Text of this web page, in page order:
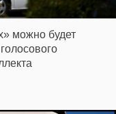
можно будет